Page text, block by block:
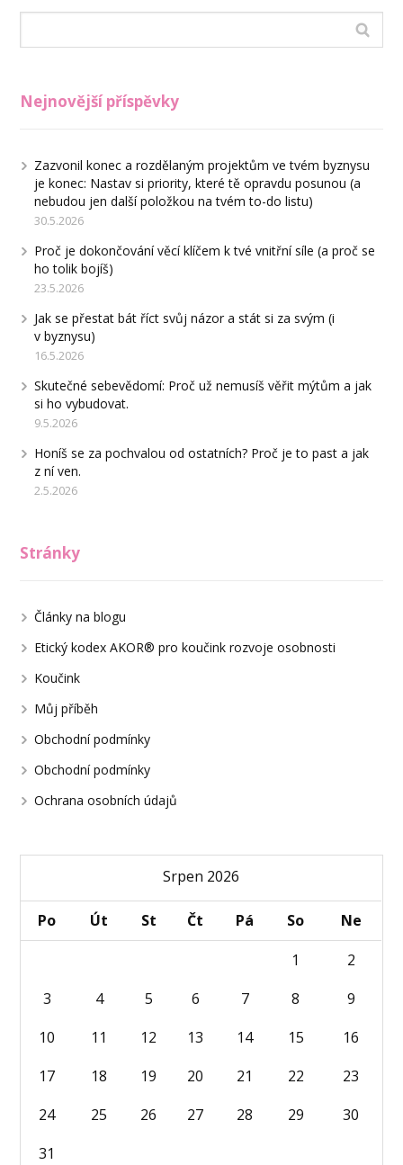
Nejnovější příspěvky
Zazvonil konec a rozdělaným projektům ve tvém byznysu
je konec: Nastav si priority, které tě opravdu posunou (a
nebudou jen další položkou na tvém to-do listu)
30.5.2026
Proč je dokončování věcí klíčem k tvé vnitřní síle (a proč se
ho tolik bojíš)
23.5.2026
Jak se přestat bát říct svůj názor a stát si za svým (i
v byznysu)
16.5.2026
Skutečné sebevědomí: Proč už nemusíš věřit mýtům a jak
si ho vybudovat.
9.5.2026
Honíš se za pochvalou od ostatních? Proč je to past a jak
z ní ven.
2.5.2026
Stránky
Články na blogu
Etický kodex AKOR® pro koučink rozvoje osobnosti
Koučink
Můj příběh
Obchodní podmínky
Obchodní podmínky
Ochrana osobních údajů
Srpen 2026
Po Út St Čt Pá So
Ne
1
2
3
4 5 6 7 8
9
10
11 12 13 14 15
16
17
18 19 20 21 22
23
24
25 26 27 28 29
30
31